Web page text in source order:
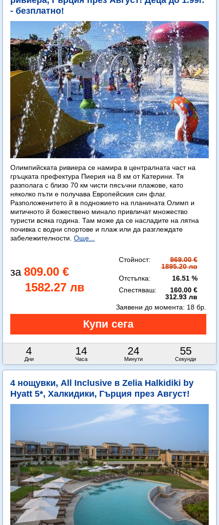
- безплатно!
Олимпийската ривиера се намира в централната част на
гръцката префектура Пиерия на 8 км от Катерини. Тя
разполага с близо 70 км чисти пясъчни плажове, като
няколко пъти е получава Европейския син флаг.
Разположенитето й в подножието на планината Олимп и
митичното й божествено минало привличат множество
туристи всяка година. Там може да се насладите на лятна
почивка с водни спортове и плаж или да разглеждате
забележителности. Още...
809.00 €
1582.27 лв
Стойност:
969.00 €
1895.20 лв
Отстъпка:
16.51 %
Спестяваш:
160.00 €
312.93 лв
4
Дни
14
Часа
24
Минути
54
Секунди
Заявени до момента: 18 бр.
4 нощувки, All Inclusive в Zelia Halkidiki by
Hyatt 5*, Халкидики, Гърция през Август!